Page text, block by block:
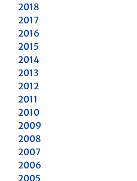
2018
2017
2016
2015
2014
2013
2012
2011
2010
2009
2008
2007
2006
2005